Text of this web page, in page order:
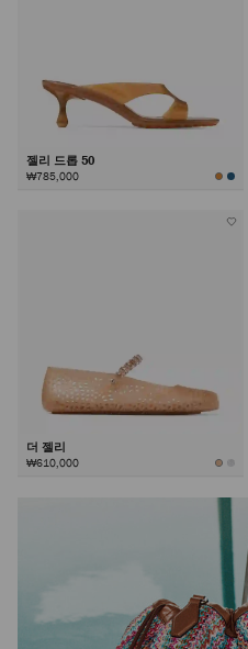
젤리 드롭 50
₩785,000
더 젤리
₩610,000